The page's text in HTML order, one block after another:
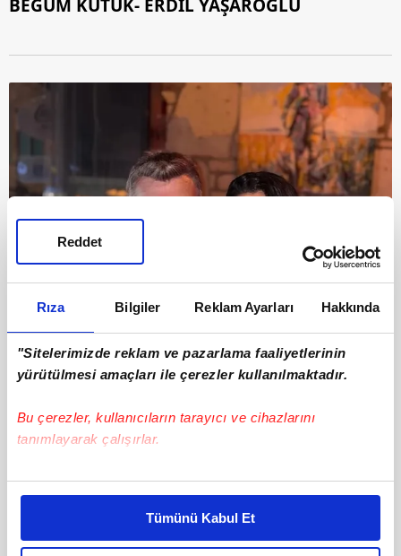
Rıza Bilgiler Reklam Ayarları Hakkında
"Sitelerimizde reklam ve pazarlama faaliyetlerinin
yürütülmesi amaçları ile çerezler kullanılmaktadır.
Bu çerezler, kullanıcıların tarayıcı ve cihazlarını
tanımlayarak çalışırlar.
Bu çerezlere izin vermeniz halinde sizlere özel
daha iyi reklam deneyimi yaşatabiliriz. Bunu yaparken
amacımızın size daha iyi bir reklam deneyimi sunmak
Tümünü Kabul Et
Reddet
BEGÜM KÜTÜK- ERDİL YAŞAROĞLU
NURİ ALÇO - BURCU ALÇO